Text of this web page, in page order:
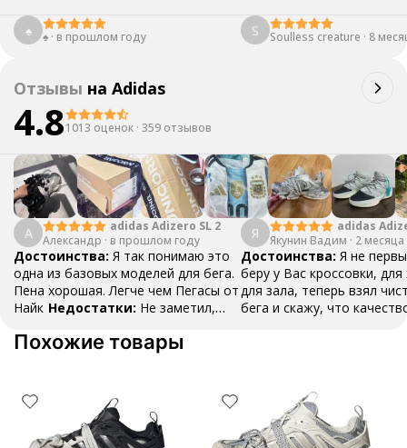
♠ ♠️ · в прошлом году S Soulless creature · 8
Отзывы на Adidas
4.81013 оценок · 359 отзывов
А
adidas Adizero SL 2
Александр · в прошлом году
Достоинства: Я так понимаю это
одна из базовых моделей для бега.
Пена хорошая. Легче чем Пегасы от
Найк Недостатки: Не заметил,
Тренируюсь две недели, ничего не
Я
adidas
Boston 13
Якунин Вадим · 2
Достоинства: Я не
беру у Вас кроссовки,
для зала, теперь взял
бега и скажу, что
Похожие товары